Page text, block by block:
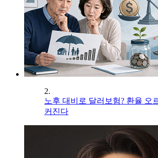
2.
노후 대비로 달러보험? 환율 오
커진다